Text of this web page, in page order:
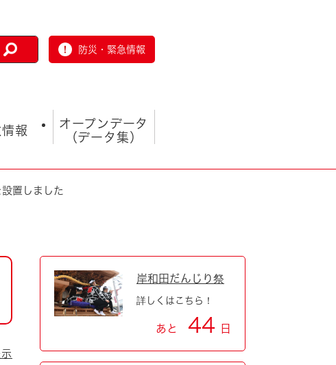
防災・緊急情報
働
報
オープンデータ
（データ集）
置しました
岸和田だんじり祭
詳しくはこちら！
あと 44 日